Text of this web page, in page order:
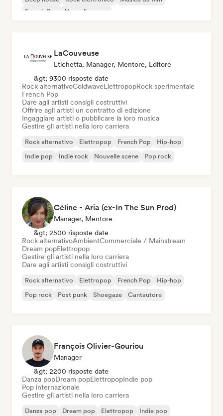
French Pop
Nouvelle scene
LaCouveuse
Etichetta, Manager, Mentore, Editore
&gt; 9300 risposte date
Rock alternativoColdwaveElettropopRock sperimentale
French Pop
Dare agli artisti consigli costruttivi
Offrire agli artisti un contratto di edizione
Ingaggiare artisti o pubblicare la loro musica
Gestire gli artisti nella loro carriera
Rock alternativo Elettropop French Pop
Hip-hop
Indie pop
Indie rock Nouvelle scene Pop rock
Céline - Aria (ex-In The Sun Prod)
Manager, Mentore
&gt; 2500 risposte date
Rock alternativoAmbientCommerciale / Mainstream
Dream popElettropop
Gestire gli artisti nella loro carriera
Dare agli artisti consigli costruttivi
Rock alternativo Elettropop French Pop
Hip-hop
Pop rock
Post punk Shoegaze Cantautore
François Olivier-Gouriou
Manager
&gt; 2200 risposte date
Danza popDream popElettropopIndie pop
Pop internazionale
Gestire gli artisti nella loro carriera
Danza pop Dream pop Elettropop
Indie pop